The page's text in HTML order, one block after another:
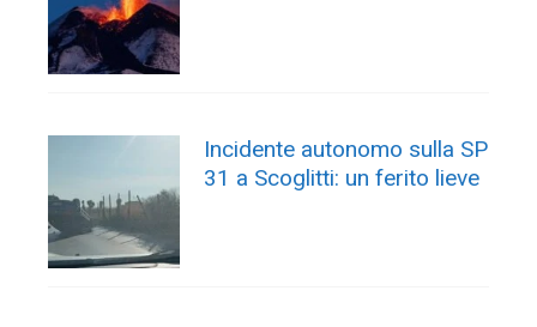
Incidente autonomo sulla SP
31 a Scoglitti: un ferito lieve